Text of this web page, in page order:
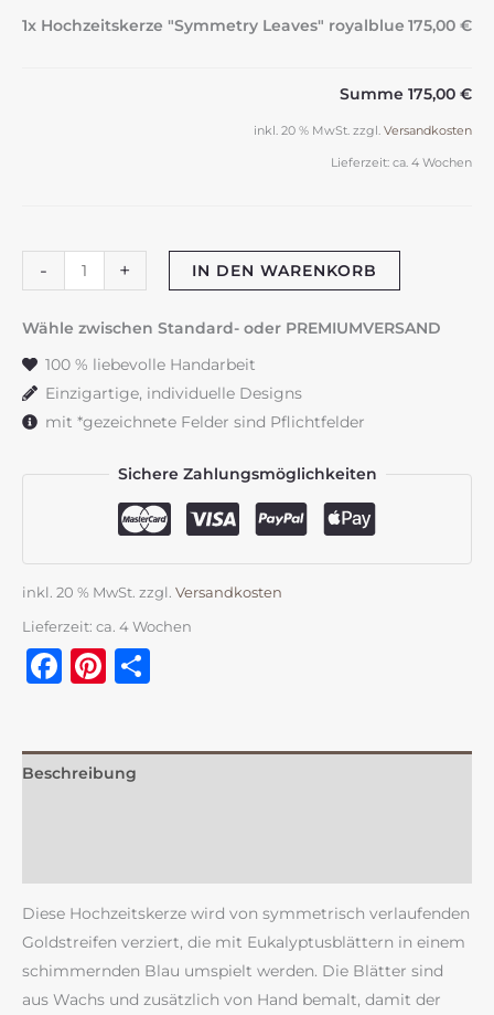
1x Hochzeitskerze "Symmetry Leaves" royalblue 175,00 €
Summe 175,00 €
inkl. 20 % MwSt. zzgl. Versandkosten
Lieferzeit: ca. 4 Wochen
-
Hochzeitskerze
"Symmetry
Leaves"
+ IN DEN WARENKORB
Wähle zwischen Standard- oder PREMIUMVERSAND
100 % liebevolle Handarbeit
Einzigartige, individuelle Designs
mit *gezeichnete Felder sind Pflichtfelder
Sichere Zahlungsmöglichkeiten
inkl. 20 % MwSt. zzgl. Versandkosten
Lieferzeit: ca. 4 Wochen
Facebook
Pinterest
Beschreibung
Diese Hochzeitskerze wird von symmetrisch verlaufenden
Goldstreifen verziert, die mit Eukalyptusblättern in einem
schimmernden Blau umspielt werden. Die Blätter sind
aus Wachs und zusätzlich von Hand bemalt, damit der